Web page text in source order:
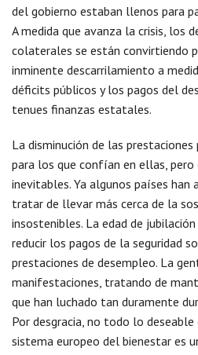
del gobierno estaban llenos para
A medida que avanza la crisis, los
colaterales se están convirtiendo
inminente descarrilamiento a
déficits públicos y los pagos del
tenues finanzas estatales.
La disminución de las prestaciones
para los que confían en ellas, pero
inevitables. Ya algunos países han
tratar de llevar más cerca de la
insostenibles. La edad de
reducir los pagos de la seguridad
prestaciones de desempleo. La
manifestaciones, tratando de
que han luchado tan duramente
Por desgracia, no todo lo
sistema europeo del bienestar es